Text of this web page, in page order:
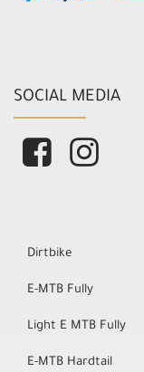
SOCIAL MEDIA
Dirtbike
E-MTB Fully
Light E MTB Fully
E-MTB Hardtail